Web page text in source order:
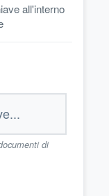
all'interno
di